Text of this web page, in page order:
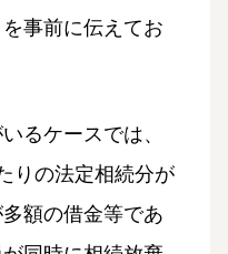
事前に伝えてお
るケースでは、
りの法定相続分が
額の借金等であ